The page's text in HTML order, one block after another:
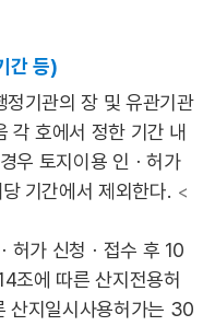
간 등)
기관의 장 및 유관기관
각 호에서 정한 기간 내
우 토지이용 인ㆍ허가
기간에서 제외한다. <
허가 신청ㆍ접수 후 10
조에 따른 산지전용허
산지일시사용허가는 30